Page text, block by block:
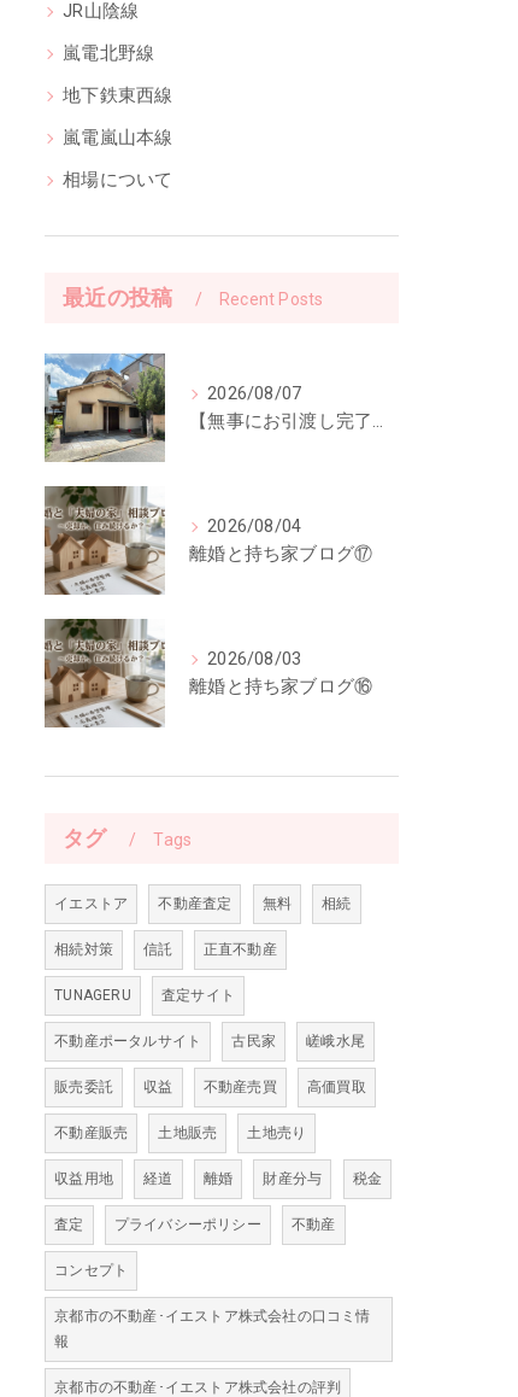
JR山陰線
嵐電北野線
地下鉄東西線
嵐電嵐山本線
相場について
最近の投稿 Recent Posts
2026/08/07
【無事にお引渡し完了】「ご縁に感謝。」前回ご紹介した中古一戸建てのお引渡しが終了しました
2026/08/04
離婚と持ち家ブログ⑰
2026/08/03
離婚と持ち家ブログ⑯
タグ Tags
イエストア 不動産査定 無料 相続
相続対策 信託 正直不動産
TUNAGERU 査定サイト
不動産ポータルサイト 古民家 嵯峨水尾
販売委託 収益 不動産売買 高価買取
不動産販売 土地販売 土地売り
収益用地 経道 離婚 財産分与 税金
査定 プライバシーポリシー 不動産
コンセプト
京都市の不動産･イエストア株式会社の口コミ情
報
京都市の不動産･イエストア株式会社の評判